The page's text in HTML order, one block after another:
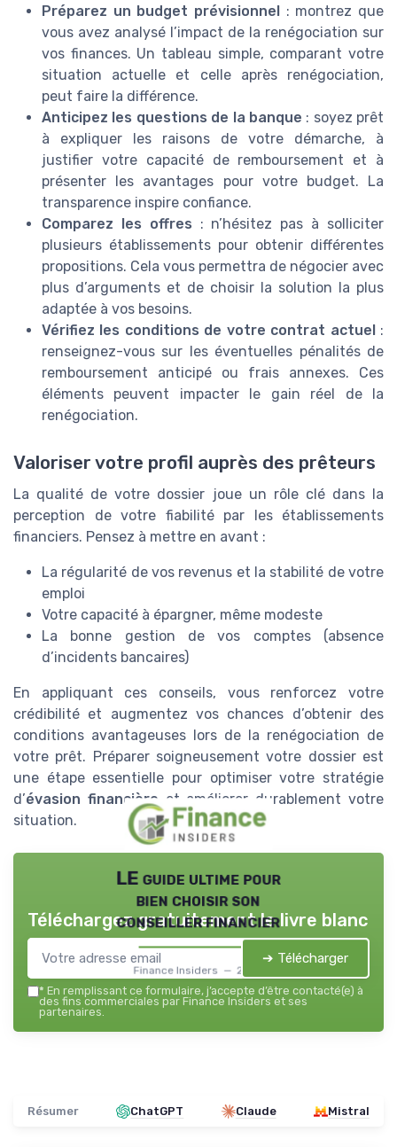
Préparez un budget prévisionnel : montrez que
vous avez analysé l’impact de la renégociation sur
vos finances. Un tableau simple, comparant votre
situation actuelle et celle après renégociation,
peut faire la différence.
Anticipez les questions de la banque : soyez prêt
à expliquer les raisons de votre démarche, à
justifier votre capacité de remboursement et à
présenter les avantages pour votre budget. La
transparence inspire confiance.
Comparez les offres : n’hésitez pas à solliciter
plusieurs établissements pour obtenir différentes
propositions. Cela vous permettra de négocier avec
plus d’arguments et de choisir la solution la plus
adaptée à vos besoins.
Vérifiez les conditions de votre contrat actuel:
renseignez-vous sur les éventuelles pénalités de
remboursement anticipé ou frais annexes. Ces
éléments peuvent impacter le gain réel de la
renégociation.
Valoriser votre profil auprès des prêteurs
La qualité de votre dossier joue un rôle clé dans la
perception de votre fiabilité par les établissements
financiers. Pensez à mettre en avant :
La régularité de vos revenus et la stabilité de votre
emploi
Votre capacité à épargner, même modeste
La bonne gestion de vos comptes (absence
d’incidents bancaires)
En appliquant ces conseils, vous renforcez votre
crédibilité et augmentez vos chances d’obtenir des
conditions avantageuses lors de la renégociation de
votre prêt. Préparer soigneusement votre dossier est
une étape essentielle pour optimiser votre stratégie
d’évasion financière et améliorer durablement votre
situation.
LE guide ultime pour
bien choisir son
conseiller financier
Finance Insiders — 2026
Téléchargez gratuitement le livre blanc
➔ Télécharger
* En remplissant ce formulaire, j’accepte d’être contacté(e) à
des fins commerciales par Finance Insiders et ses
partenaires.
Résumer ChatGPT Claude Mistral